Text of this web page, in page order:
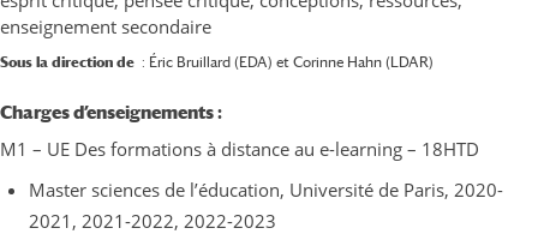
enseignement secondaire
Sous la direction de : Éric Bruillard (EDA) et Corinne Hahn (LDAR)
Charges d’enseignements :
M1 – UE Des formations à distance au e-learning – 18HTD
Master sciences de l’éducation, Université de Paris, 2020-
2021, 2021-2022, 2022-2023